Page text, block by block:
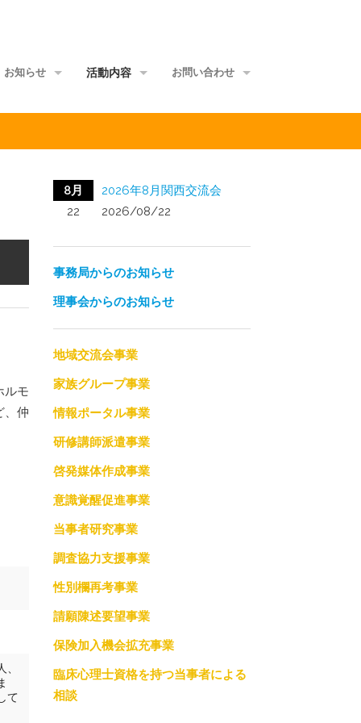
ての約束
お知らせ
メールマガジン
正会員ML
活動内容
情報ポータル事業
啓発媒体作成事業
当事者研究事業
調査協力支援事業
性別欄再考事業
保険加入機会拡充事業
臨床心理士資格を持つ当事者による相談
お問い合わせ
ルモ
、仲
て
8月
22
2026年8月関西交流会
2026/08/22
事務局からのお知らせ
理事会からのお知らせ
地域交流会事業
家族グループ事業
情報ポータル事業
研修講師派遣事業
啓発媒体作成事業
意識覚醒促進事業
当事者研究事業
調査協力支援事業
性別欄再考事業
請願陳述要望事業
保険加入機会拡充事業
臨床心理士資格を持つ当事者による
相談